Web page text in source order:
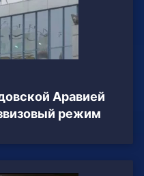
Аравией
режим